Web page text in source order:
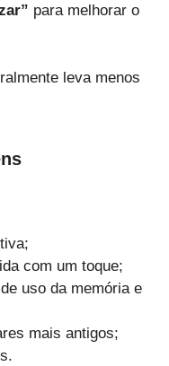
para melhorar o
leva menos
com um toque;
uso da memória e
mais antigos;